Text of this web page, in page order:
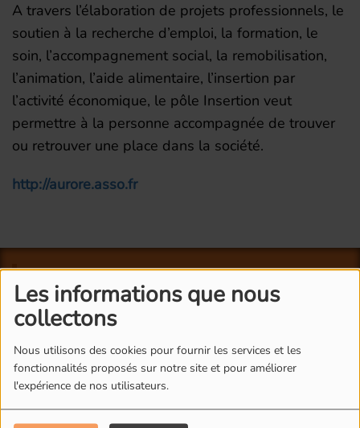
Les informations que nous
collectons
Nous utilisons des cookies pour fournir les services et les
fonctionnalités proposés sur notre site et pour améliorer
l'expérience de nos utilisateurs.
A travers l’élaboration de projets professionnels, le
soutien à la recherche d’emploi, la formation, le
soin, l’accompagnement social, la remobilisation,
l’animation, l’aide alimentaire, l’insertion par
l’activité économique, le pôle Insertion veut
permettre à la personne accompagnée de trouver
ou retrouver une place dans la société.
http://aurore.asso.fr
L'ÉQUIPE DE RADIO M'S